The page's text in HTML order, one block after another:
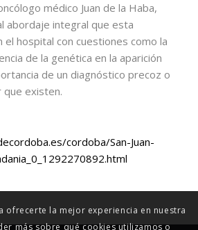
médico Juan de la Haba,
abordaje integral que esta
el hospital con cuestiones como la
de la genética en la aparición
de un diagnóstico precoz o
que existen.
cordoba/San-Juan-
ofrecerte la mejor experiencia en nuestra
más sobre qué cookies utilizamos o